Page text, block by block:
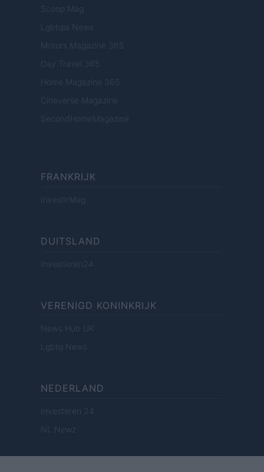
Scoop Mag
Lgbtqia News
Motors Magazine 365
Day Travel 365
Home Magazine 365
Cineverse Magazine
SecondHomeMagazine
FRANKRIJK
InvestirMag
DUITSLAND
Investieren24
VERENIGD KONINKRIJK
News Hub UK
Lgbtq News
NEDERLAND
Investeren 24
NL Newz